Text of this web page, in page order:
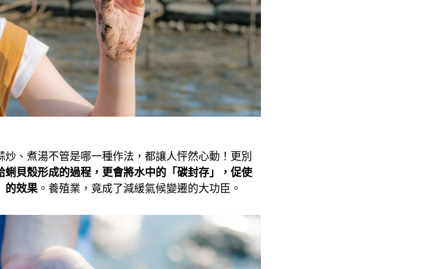
、煮湯不管是哪一種作法，都讓人怦然心動！更別
蜊貝殼形成的過程，更會將水中的「碳封存」，促使
的效果。養殖業，竟成了減緩氣候變遷的大功臣。